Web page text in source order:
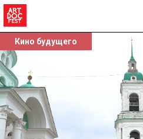
Кино будущего